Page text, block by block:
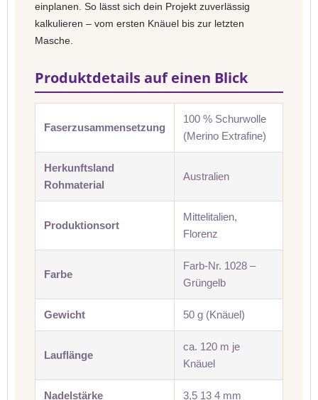
einplanen. So lässt sich dein Projekt zuverlässig
kalkulieren – vom ersten Knäuel bis zur letzten
Masche.
Produktdetails auf einen Blick
Faserzusammensetzung
100 % Schurwolle
(Merino Extrafine)
Herkunftsland
Rohmaterial
Australien
Produktionsort
Mittelitalien,
Florenz
Farbe
Farb-Nr. 1028 –
Grüngelb
Gewicht 50 g (Knäuel)
Lauflänge
ca. 120 m je
Knäuel
Nadelstärke 3,5 13 4 mm